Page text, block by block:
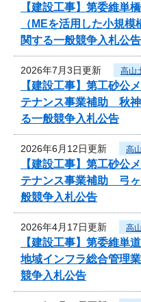
【建設工事】第委維
（MEを活用した小規
関する一般競争入札公告
2026年7月3日更新 高山
【建設工事】第工砂
テナンス事業補助 秋
る一般競争入札公告
2026年6月12日更新 高
【建設工事】第工砂
テナンス事業補助 弓
般競争入札公告
2026年4月17日更新 高
【建設工事】第委維単
地域インフラ総合管理
競争入札公告